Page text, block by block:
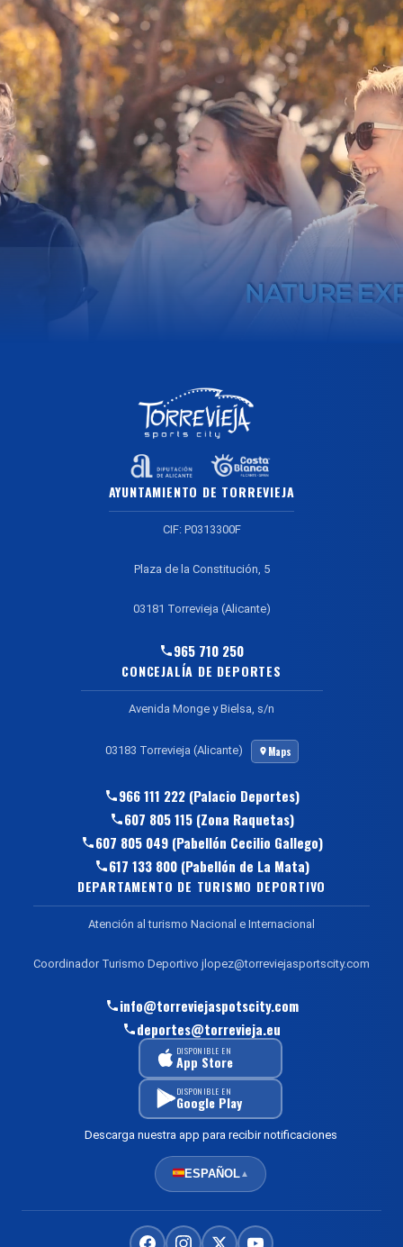
AYUNTAMIENTO DE TORREVIEJA
CIF: P0313300F
Plaza de la Constitución, 5
03181 Torrevieja (Alicante)
965 710 250
CONCEJALÍA DE DEPORTES
Avenida Monge y Bielsa, s/n
03183 Torrevieja (Alicante) Maps
966 111 222 (Palacio Deportes)
607 805 115 (Zona Raquetas)
607 805 049 (Pabellón Cecilio Gallego)
617 133 800 (Pabellón de La Mata)
DEPARTAMENTO DE TURISMO DEPORTIVO
Atención al turismo Nacional e Internacional
Coordinador Turismo Deportivo jlopez@torreviejasportscity.com
info@torreviejaspotscity.com
deportes@torrevieja.eu
DISPONIBLE EN
App Store
DISPONIBLE EN
Google Play
Descarga nuestra app para recibir notificaciones
ESPAÑOL▲